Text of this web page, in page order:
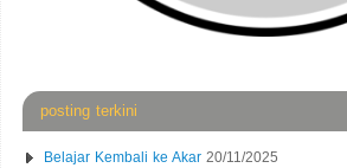
posting terkini
Belajar Kembali ke Akar 20/11/2025